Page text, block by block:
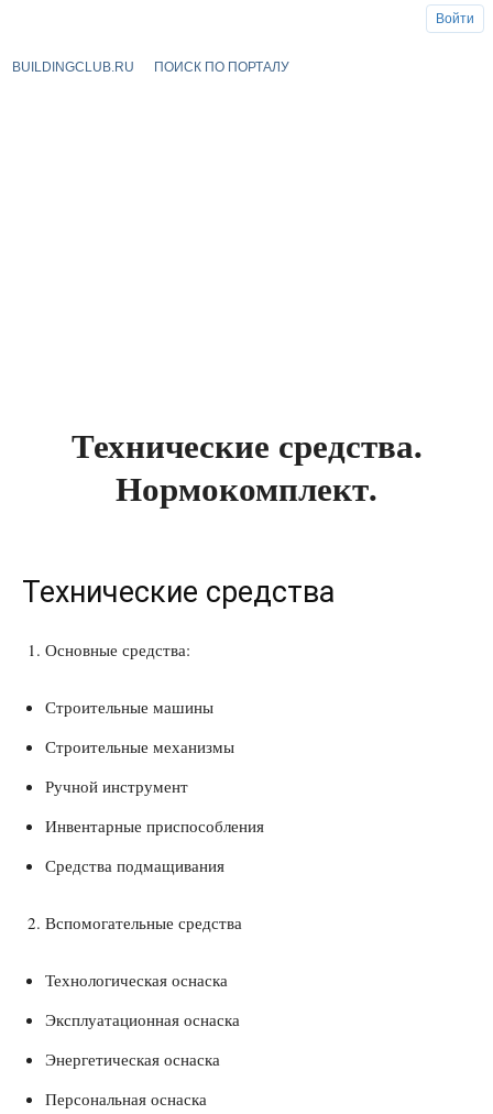
BUILDINGCLUB.RU ПОИСК ПО ПОРТАЛУ
Технические средства.
Нормокомплект.
Технические средства
Основные средства:
Строительные машины
Строительные механизмы
Ручной инструмент
Инвентарные приспособления
Средства подмащивания
Вспомогательные средства
Технологическая оснаска
Эксплуатационная оснаска
Энергетическая оснаска
Персональная оснаска
Войти